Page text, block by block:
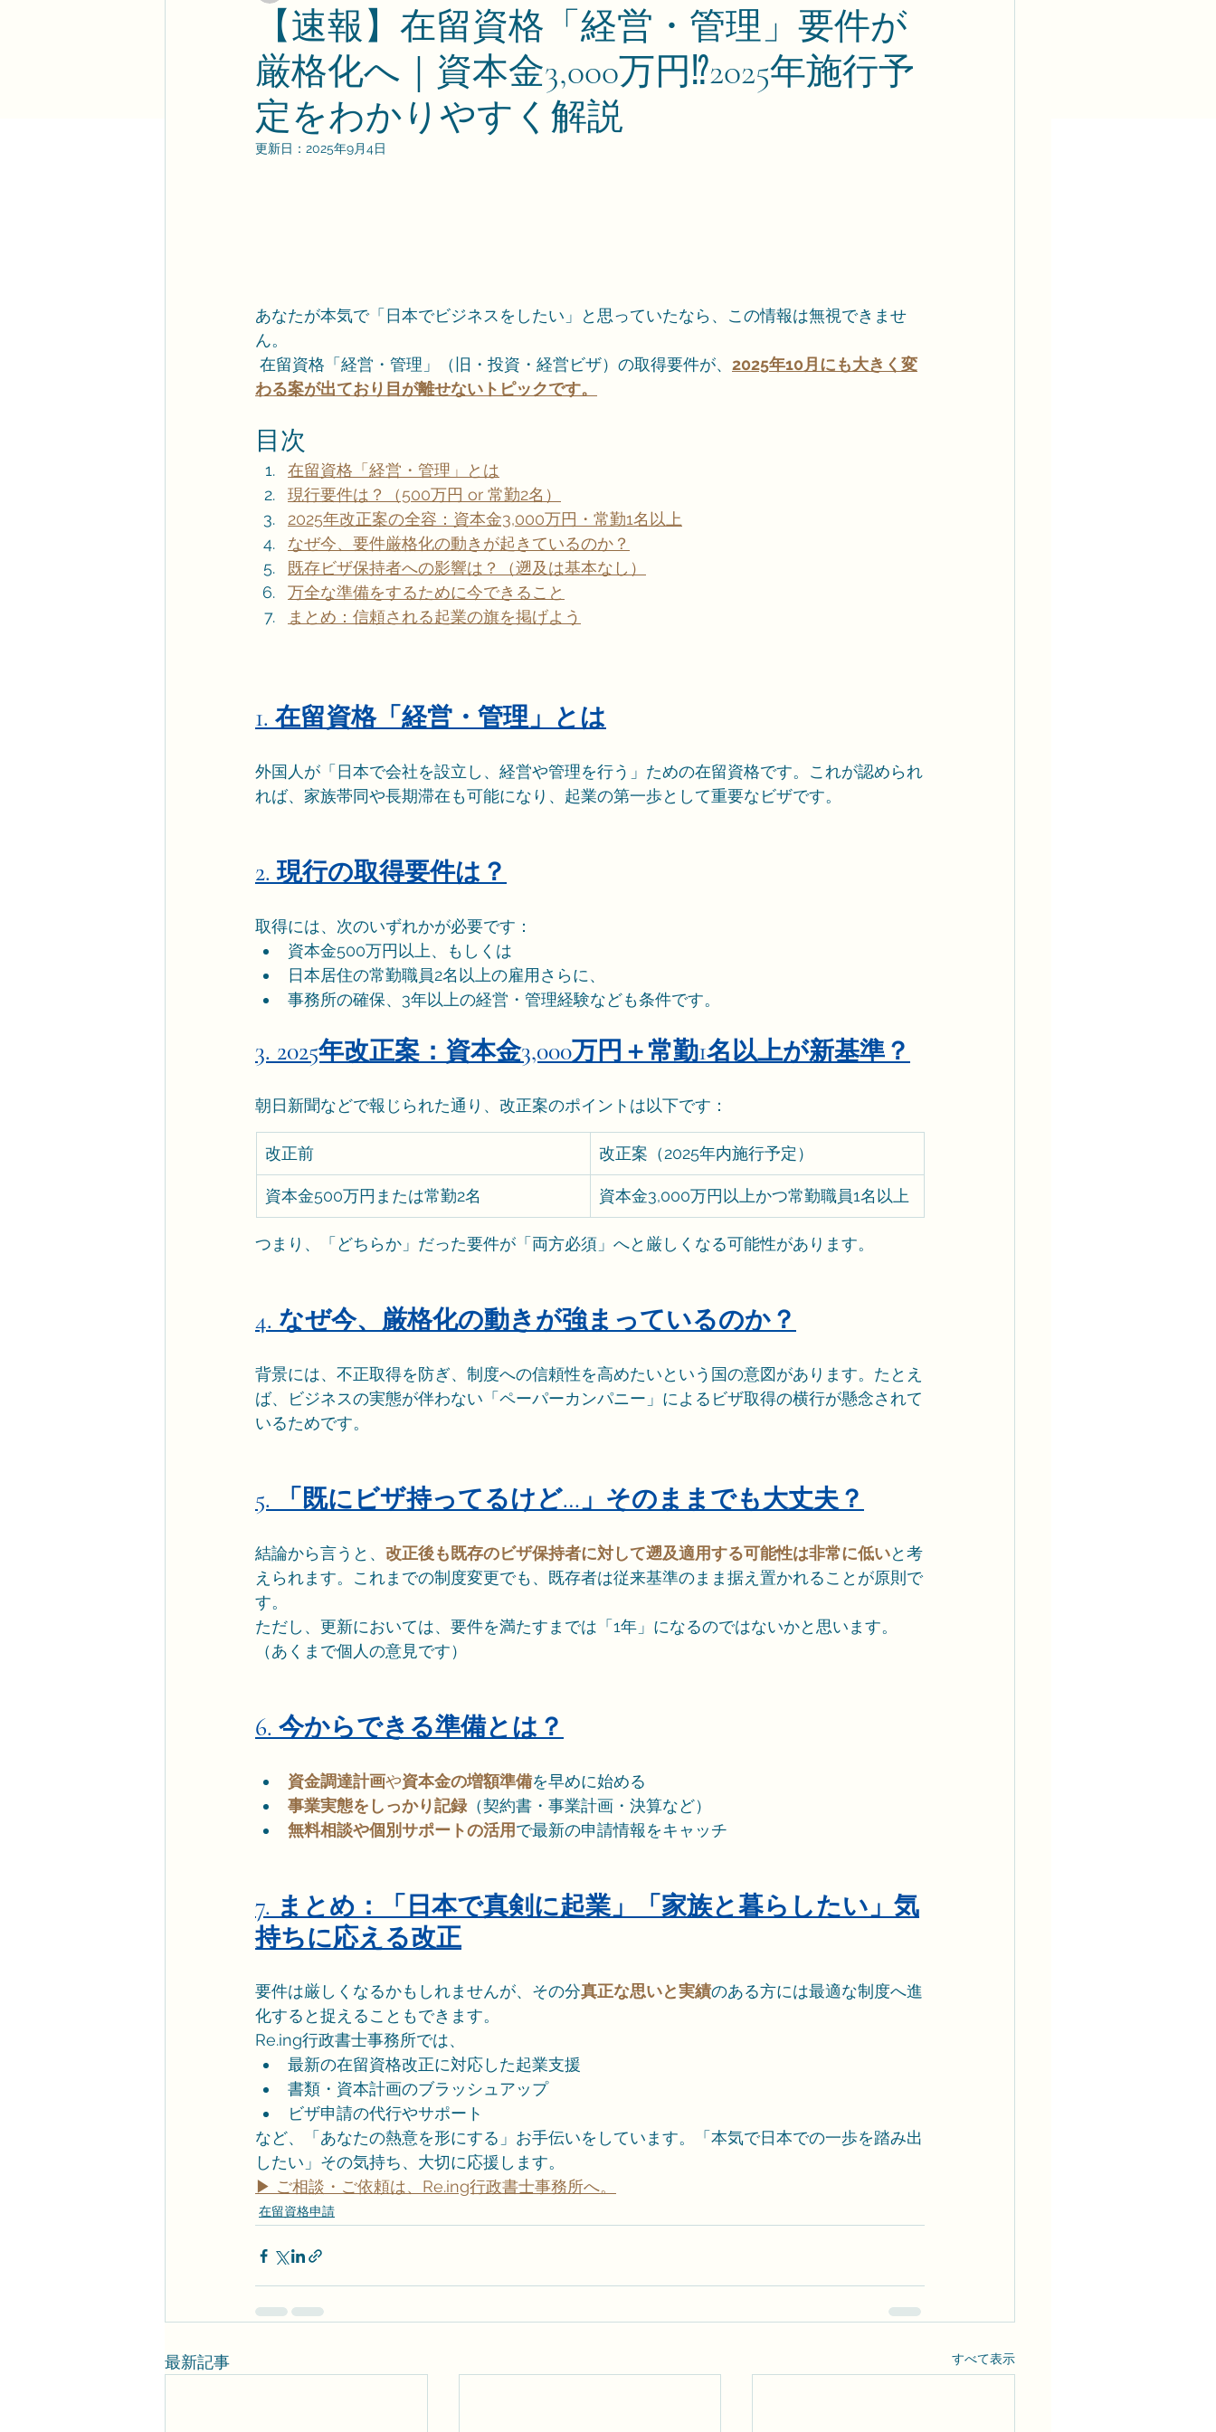
【速報】在留資格「経営・管理」要件が
厳格化へ｜資本金3,000万円⁉2025年施行予
定をわかりやすく解説
更新日： 2025年9月4日
あなたが本気で「日本でビジネスをしたい」と思っていたなら、この情報は無視できませ
ん。
在留資格「経営・管理」（旧・投資・経営ビザ）の取得要件が、 2025年10月にも大きく変
わる案が出ており目が離せないトピックです。
目次
在留資格「経営・管理」とは
現行要件は？（500万円 or 常勤2名）
2025年改正案の全容：資本金3,000万円・常勤1名以上
なぜ今、要件厳格化の動きが起きているのか？
既存ビザ保持者への影響は？（遡及は基本なし）
万全な準備をするために今できること
まとめ：信頼される起業の旗を掲げよう
1. 在留資格「経営・管理」とは
外国人が「日本で会社を設立し、経営や管理を行う」ための在留資格です。これが認められ
れば、家族帯同や長期滞在も可能になり、起業の第一歩として重要なビザです。
2. 現行の取得要件は？
取得には、次のいずれかが必要です：
資本金500万円以上、もしくは
日本居住の常勤職員2名以上の雇用さらに、
事務所の確保、3年以上の経営・管理経験なども条件です。
3. 2025年改正案：資本金3,000万円＋常勤1名以上が新基準？
朝日新聞などで報じられた通り、改正案のポイントは以下です：
改正前 改正案（2025年内施行予定）
資本金500万円または常勤2名 資本金3,000万円以上かつ常勤職員1名以上
つまり、「どちらか」だった要件が「両方必須」へと厳しくなる可能性があります。
4. なぜ今、厳格化の動きが強まっているのか？
背景には、不正取得を防ぎ、制度への信頼性を高めたいという国の意図があります。たとえ
ば、ビジネスの実態が伴わない「ペーパーカンパニー」によるビザ取得の横行が懸念されて
いるためです。
5. 「既にビザ持ってるけど…」そのままでも大丈夫？
結論から言うと、 改正後も既存のビザ保持者に対して遡及適用する可能性は非常に低いと考
えられます。これまでの制度変更でも、既存者は従来基準のまま据え置かれることが原則で
す。
ただし、更新においては、要件を満たすまでは「1年」になるのではないかと思います。
（あくまで個人の意見です）
6. 今からできる準備とは？
資金調達計画や資本金の増額準備を早めに始める
事業実態をしっかり記録（契約書・事業計画・決算など）
無料相談や個別サポートの活用で最新の申請情報をキャッチ
7. まとめ：「日本で真剣に起業」「家族と暮らしたい」気
持ちに応える改正
要件は厳しくなるかもしれませんが、その分真正な思いと実績のある方には最適な制度へ進
化すると捉えることもできます。
Re.ing行政書士事務所では、
最新の在留資格改正に対応した起業支援
書類・資本計画のブラッシュアップ
ビザ申請の代行やサポート
など、「あなたの熱意を形にする」お手伝いをしています。「本気で日本での一歩を踏み出
したい」その気持ち、大切に応援します。
▶ ご相談・ご依頼は、Re.ing行政書士事務所へ。
在留資格申請
最新記事 すべて表示